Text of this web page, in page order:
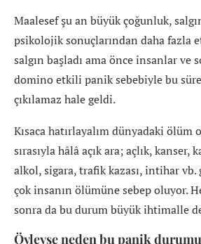
Maalesef şu an büyük çoğunluk,
psikolojik sonuçlarından daha fazla
salgın başladı ama önce insanlar ve
domino etkili panik sebebiyle bu
çıkılamaz hale geldi.
Kısaca hatırlayalım dünyadaki ölüm
sırasıyla hâlâ açık ara; açlık, kanser,
alkol, sigara, trafik kazası, intihar vb.
çok insanın ölümüne sebep oluyor.
sonra da bu durum büyük ihtimalle
Öyleyse neden bu panik